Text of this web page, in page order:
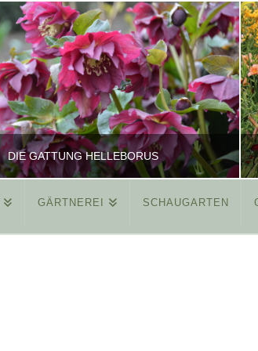
DIE GATTUNG HELLEBORUS
REINHARD
GÄRTNEREI SCHAUGARTEN